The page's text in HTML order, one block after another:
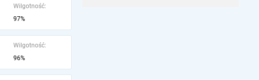
Wilgotność:
97%
Wilgotność:
96%